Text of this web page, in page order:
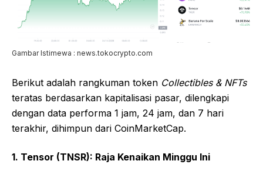
Gambar Istimewa : news.tokocrypto.com
Berikut adalah rangkuman token Collectibles & NFTs
teratas berdasarkan kapitalisasi pasar, dilengkapi
dengan data performa 1 jam, 24 jam, dan 7 hari
terakhir, dihimpun dari CoinMarketCap.
1. Tensor (TNSR): Raja Kenaikan Minggu Ini